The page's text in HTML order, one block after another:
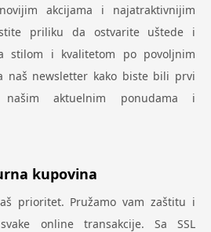
akcijama i najatraktivnijim
priliku da ostvarite uštede i
stilom i kvalitetom po povoljnim
naš newsletter kako biste bili prvi
aktuelnim ponudama i
kupovina
prioritet. Pružamo vam zaštitu i
online transakcije. Sa SSL